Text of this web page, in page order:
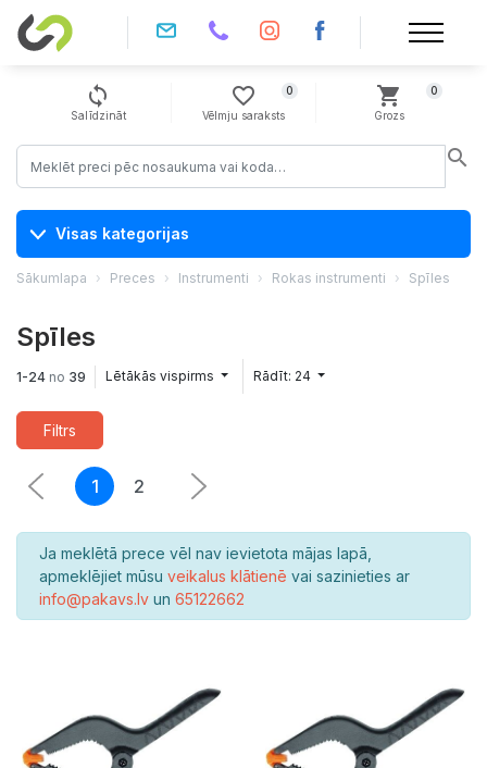
sync
Salīdzināt
favorite_border
Vēlmju saraksts
0 shopping_cart
Grozs
0
search
Visas kategorijas
Sākumlapa Preces Instrumenti Rokas instrumenti Spīles
Spīles
1-24 no 39 Lētākās vispirms Rādīt: 24
Filtrs
1 2
Ja meklētā prece vēl nav ievietota mājas lapā,
apmeklējiet mūsu veikalus klātienē vai sazinieties ar
info@pakavs.lv un 65122662